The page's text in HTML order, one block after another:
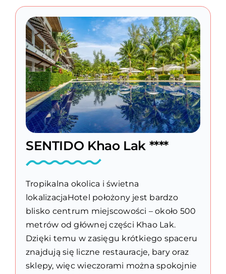
SENTIDO Khao Lak ****
Tropikalna okolica i świetna
lokalizacjaHotel położony jest bardzo
blisko centrum miejscowości – około 500
metrów od głównej części Khao Lak.
Dzięki temu w zasięgu krótkiego spaceru
znajdują się liczne restauracje, bary oraz
sklepy, więc wieczorami można spokojnie